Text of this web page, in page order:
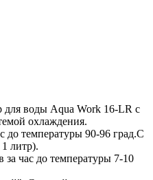
для воды Aqua Work 16-LR с
охлаждения.
до температуры 90-96 град.С
литр).
час до температуры 7-10